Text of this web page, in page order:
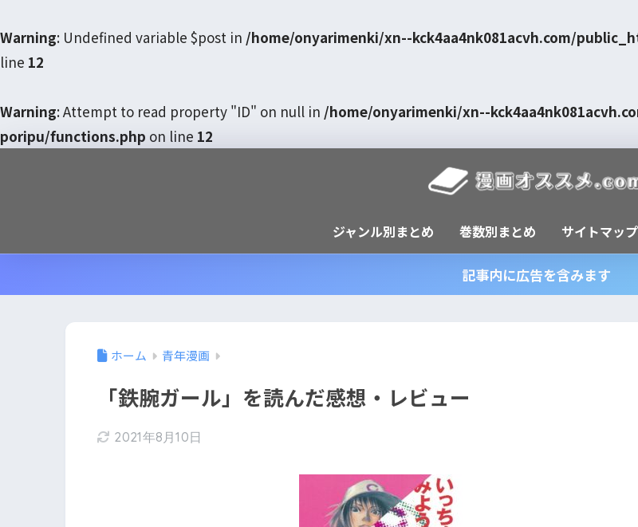
Warning: Undefined variable $post in /home/onyarimenki/xn--kck4aa4nk081acvh.com/
line 12
Warning: Attempt to read property "ID" on null in /home/onyarimenki/xn--
poripu/functions.php on line 12
ジャンル別まとめ 巻数別まとめ サイトマップ
記事内に広告を含みます
ホーム 青年漫画
「鉄腕ガール」を読んだ感想・レビュー
2021年8月10日